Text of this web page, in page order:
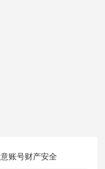
账号财产安全